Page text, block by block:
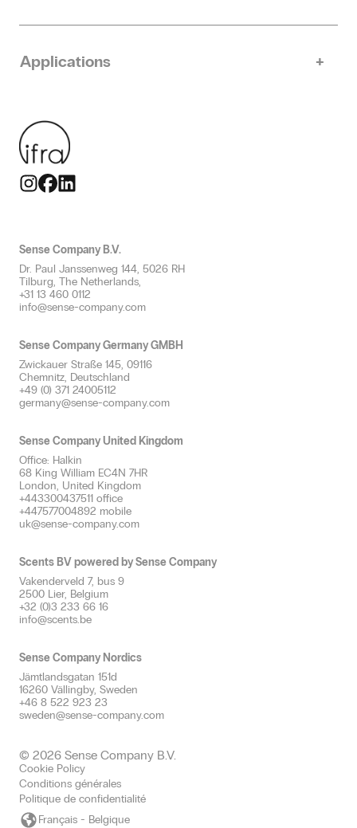
Restaurants
Voyage & Mobilité
Accueillant
Rassurant
Productif
Gourmand
Thématiser
Nos parfums
Marketing olfactif
Sécurité des parfums
Neutraliser les odeurs
Diffusion professionnelle de parfums
Applications
Petits espaces
Espaces jusqu’à 250 m²
Grands espaces
Conduits d’air
Plan olfactif & conseils
Sense Company B.V.
Dr. Paul Janssenweg 144, 5026 RH
Tilburg, The Netherlands,
+31 13 460 0112
info@sense-company.com
Sense Company Germany GMBH
Zwickauer Straße 145, 09116
Chemnitz, Deutschland
+49 (0) 371 24005112
germany@sense-company.com
Sense Company United Kingdom
Office: Halkin
68 King William EC4N 7HR
London, United Kingdom
+443300437511 office
+447577004892 mobile
uk@sense-company.com
Scents BV powered by Sense Company
Vakenderveld 7, bus 9
2500 Lier, Belgium
+32 (0)3 233 66 16
info@scents.be
Sense Company Nordics
Jämtlandsgatan 151d
16260 Vällingby, Sweden
+46 8 522 923 23
sweden@sense-company.com
© 2026 Sense Company B.V.
Cookie Policy
Conditions générales
Politique de confidentialité
Français - Belgique